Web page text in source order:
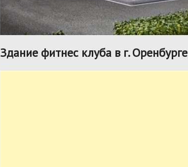
Здание фитнес клуба в г. Оренбурге